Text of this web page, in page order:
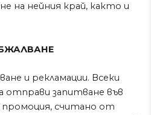
на нейния край, както и
и рекламации. Всеки
отправи запитване във
считано от